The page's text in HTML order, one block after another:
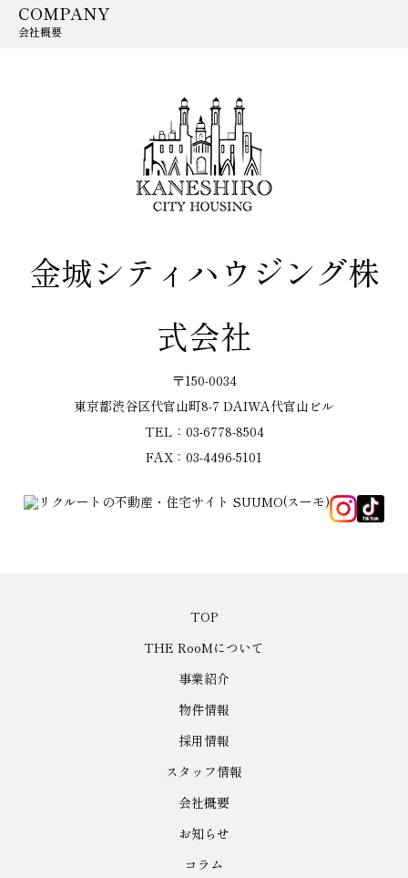
COMPANY
会社概要
金城シティハウジング株
式会社
〒150-0034
東京都渋谷区代官山町8-7 DAIWA代官山ビル
TEL：03-6778-8504
FAX：03-4496-5101
TOP
THE RooMについて
事業紹介
物件情報
採用情報
スタッフ情報
会社概要
お知らせ
コラム